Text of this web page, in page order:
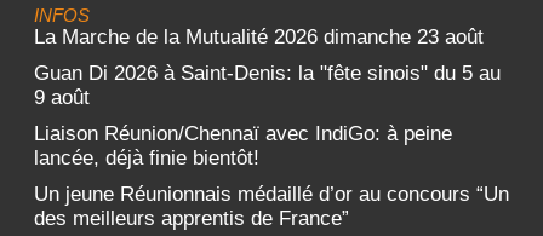
INFOS
La Marche de la Mutualité 2026 dimanche 23 août
Guan Di 2026 à Saint-Denis: la "fête sinois" du 5 au
9 août
Liaison Réunion/Chennaï avec IndiGo: à peine
lancée, déjà finie bientôt!
Un jeune Réunionnais médaillé d’or au concours “Un
des meilleurs apprentis de France”